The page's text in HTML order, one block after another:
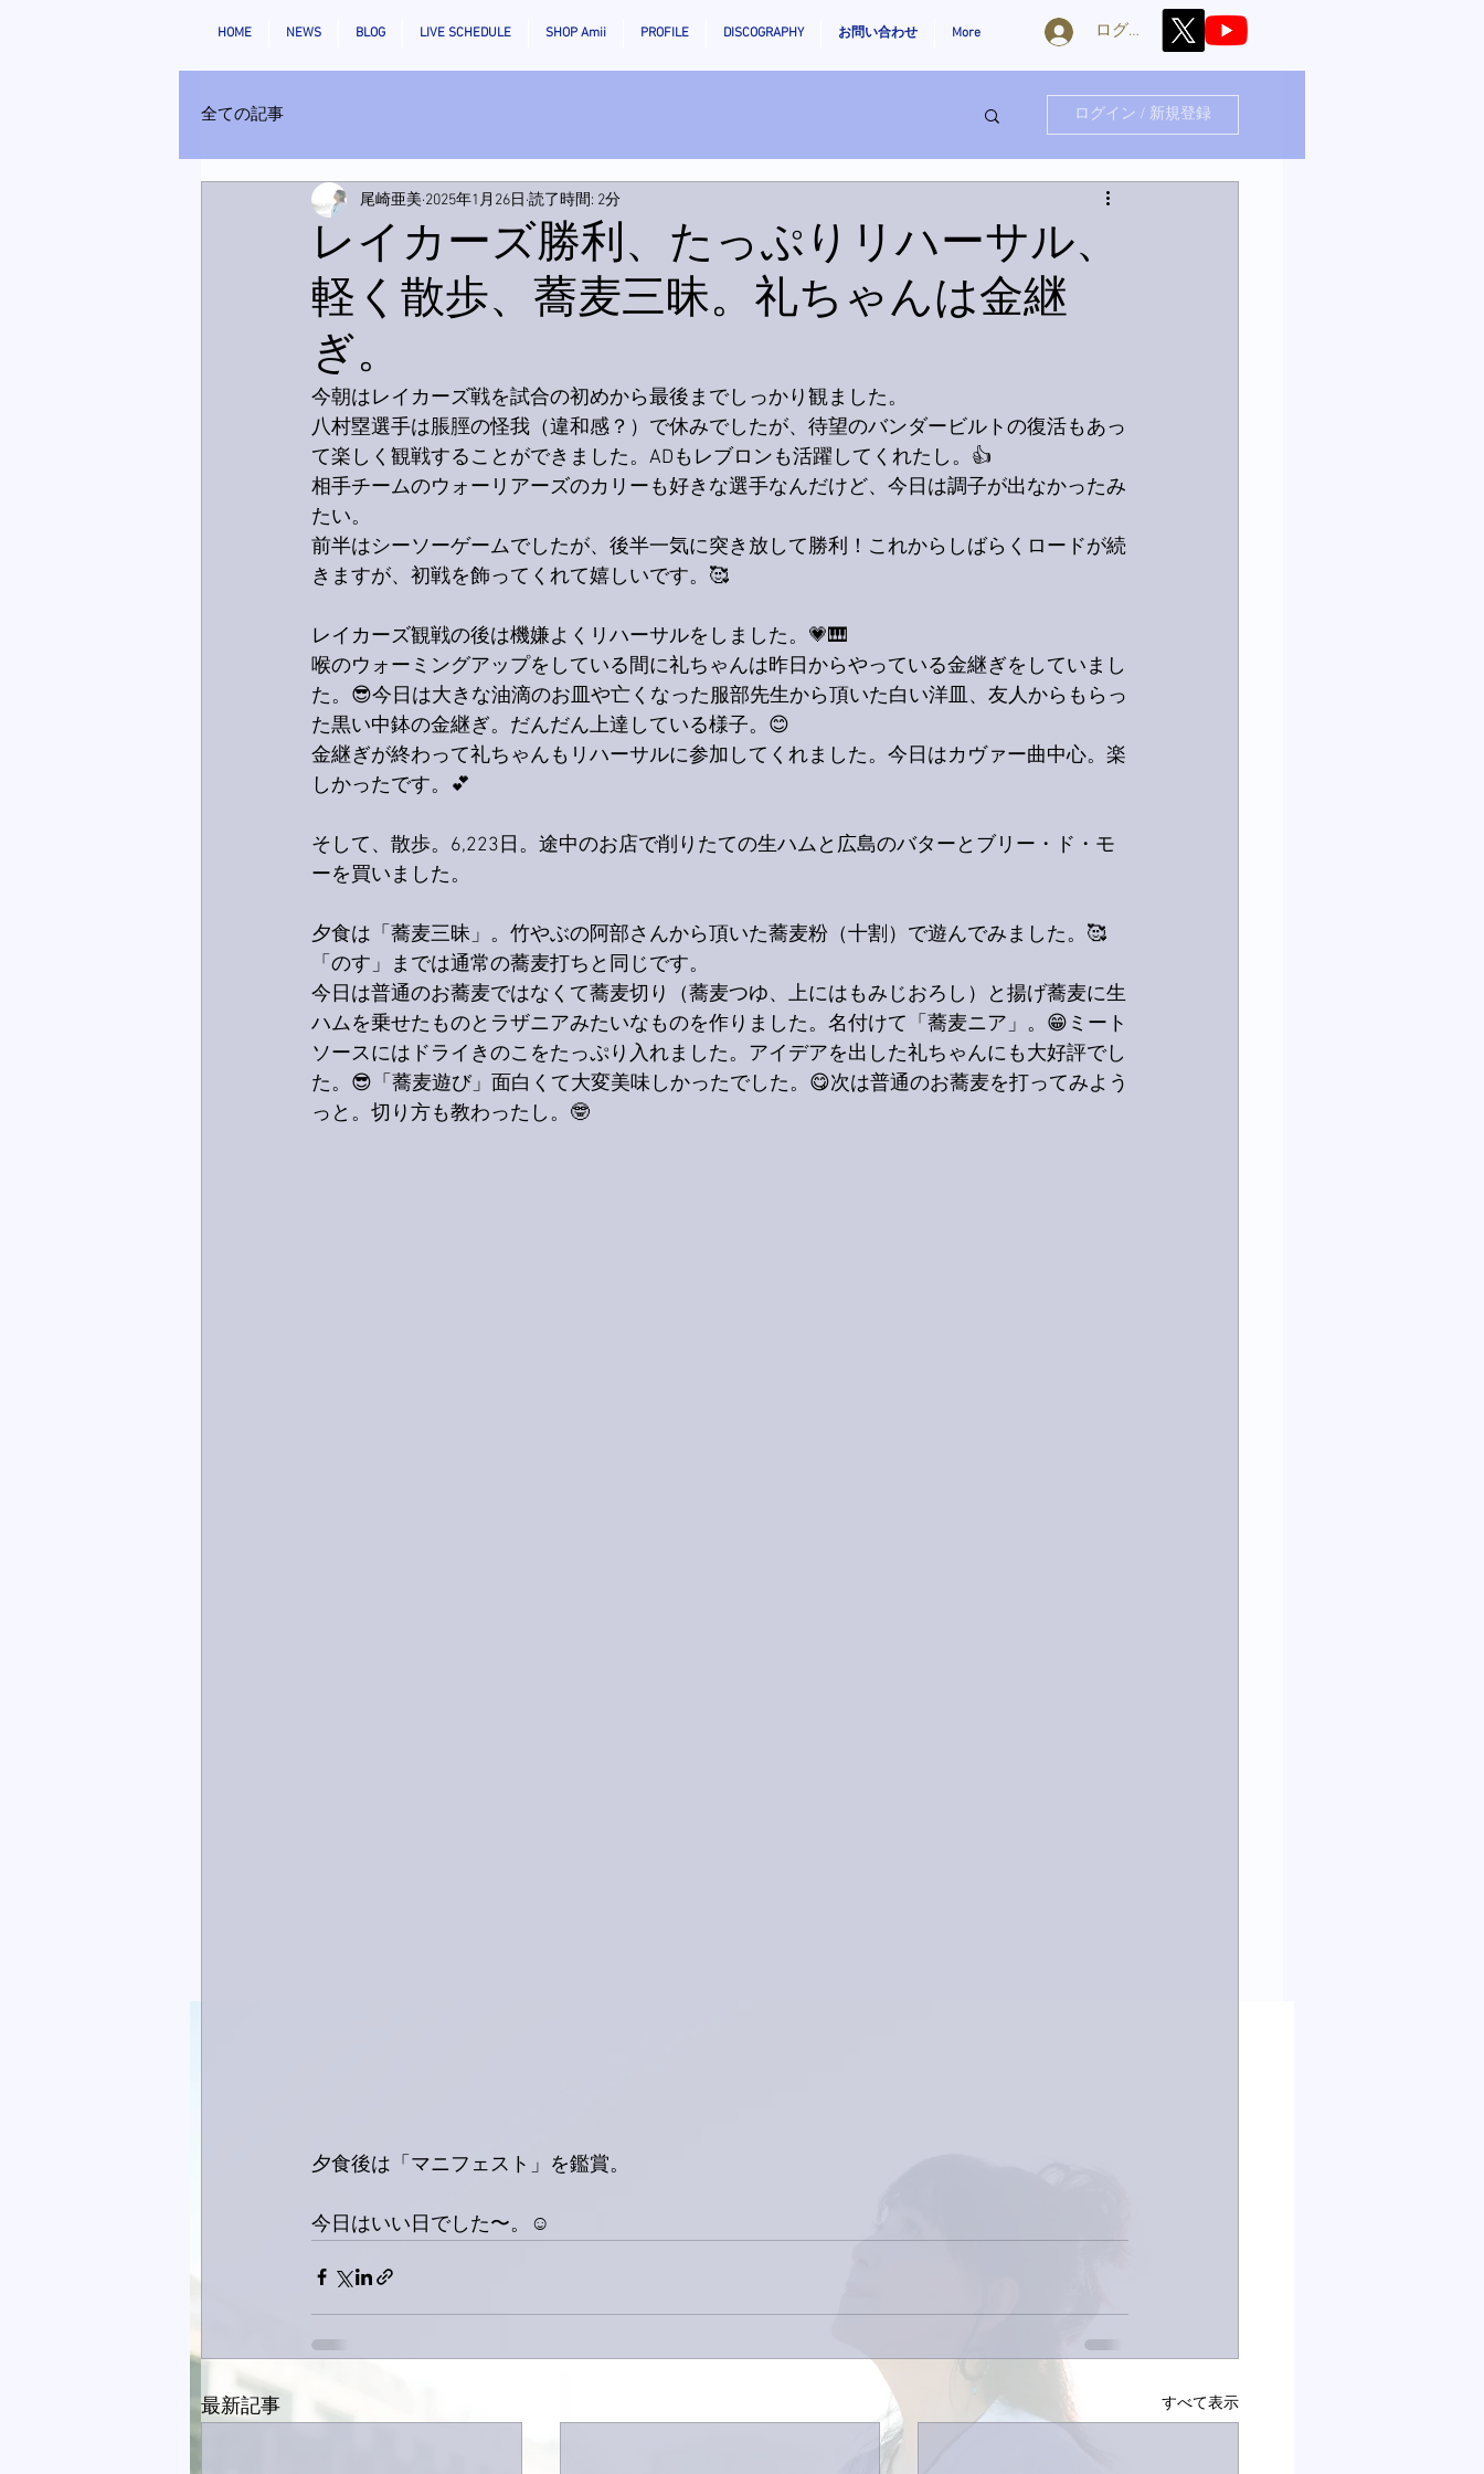
HOME NEWS BLOG LIVE SCHEDULE SHOP Amii PROFILE DISCOGRAPHY お問い合わせ More ログイン
全ての記事 ログイン / 新規登録
レイカーズ勝利、たっぷりリハーサル、
軽く散歩、蕎麦三昧。礼ちゃんは金継
ぎ。
尾崎亜美 2025年1月26日 読了時間: 2分
今朝はレイカーズ戦を試合の初めから最後までしっかり観ました。
八村塁選手は脹脛の怪我（違和感？）で休みでしたが、待望のバンダービルトの復活もあっ
て楽しく観戦することができました。ADもレブロンも活躍してくれたし。👍
相手チームのウォーリアーズのカリーも好きな選手なんだけど、今日は調子が出なかったみ
たい。
前半はシーソーゲームでしたが、後半一気に突き放して勝利！これからしばらくロードが続
きますが、初戦を飾ってくれて嬉しいです。🥰
レイカーズ観戦の後は機嫌よくリハーサルをしました。💗🎹
喉のウォーミングアップをしている間に礼ちゃんは昨日からやっている金継ぎをしていまし
た。😎今日は大きな油滴のお皿や亡くなった服部先生から頂いた白い洋皿、友人からもらっ
た黒い中鉢の金継ぎ。だんだん上達している様子。😊
金継ぎが終わって礼ちゃんもリハーサルに参加してくれました。今日はカヴァー曲中心。楽
しかったです。💕
そして、散歩。6,223日。途中のお店で削りたての生ハムと広島のバターとブリー・ド・モ
ーを買いました。
夕食は「蕎麦三昧」。竹やぶの阿部さんから頂いた蕎麦粉（十割）で遊んでみました。🥰
「のす」までは通常の蕎麦打ちと同じです。
今日は普通のお蕎麦ではなくて蕎麦切り（蕎麦つゆ、上にはもみじおろし）と揚げ蕎麦に生
ハムを乗せたものとラザニアみたいなものを作りました。名付けて「蕎麦ニア」。😁ミート
ソースにはドライきのこをたっぷり入れました。アイデアを出した礼ちゃんにも大好評でし
た。😎「蕎麦遊び」面白くて大変美味しかったでした。😋次は普通のお蕎麦を打ってみよう
っと。切り方も教わったし。🤓
夕食後は「マニフェスト」を鑑賞。
今日はいい日でした〜。☺️
最新記事 すべて表示